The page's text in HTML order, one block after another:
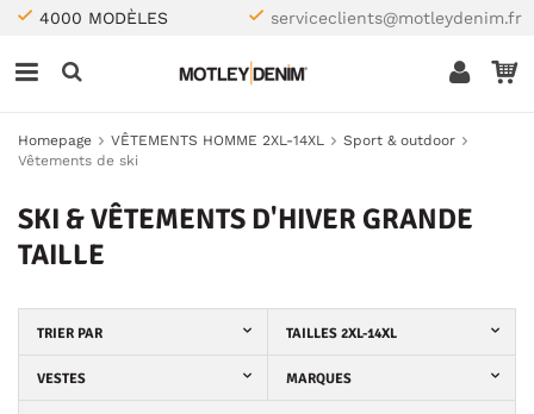
4000 MODÈLES serviceclients@motleydenim.fr
Homepage VÊTEMENTS HOMME 2XL-14XL
Sport & outdoor
Vêtements de ski
SKI & VÊTEMENTS D'HIVER GRANDE
TAILLE
TRIER PAR TAILLES 2XL-14XL
VESTES MARQUES